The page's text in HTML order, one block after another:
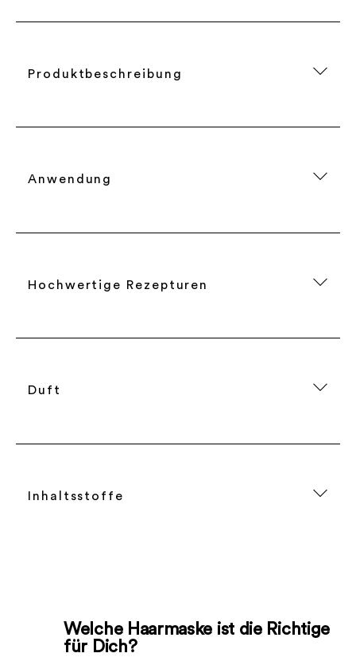
Produktbeschreibung
Anwendung
Hochwertige Rezepturen
Duft
Inhaltsstoffe
Welche Haarmaske ist die Richtige
für Dich?